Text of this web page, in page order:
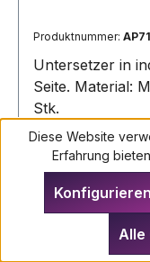
Produktnummer:
Untersetzer in
Seite. Material:
Stk.
Diese Website
Erfahrung
Konfigurieren
Alle